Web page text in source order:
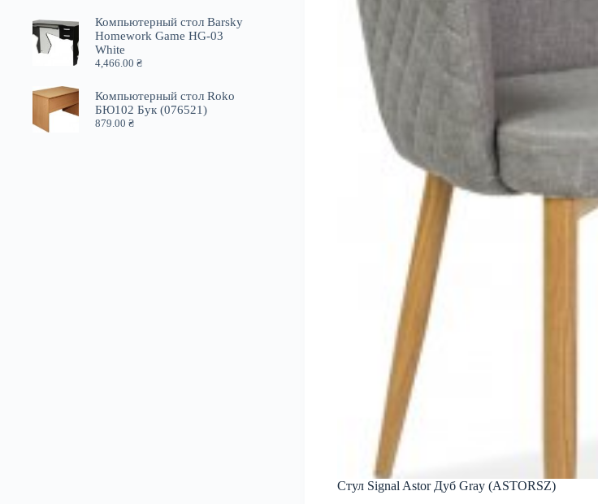
Стул Signal Astor Дуб Gray (ASTORSZ)
Компьютерный стол Barsky
Homework Game HG-03
White
4,466.00₴
Компьютерный стол Roko
БЮ102 Бук (076521)
879.00₴